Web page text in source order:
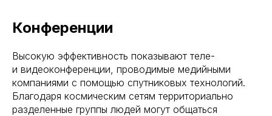
Конференции
Высокую эффективность показывают теле-
и видеоконференции, проводимые медийными
компаниями с помощью спутниковых технологий.
Благодаря космическим сетям территориально
разделенные группы людей могут общаться